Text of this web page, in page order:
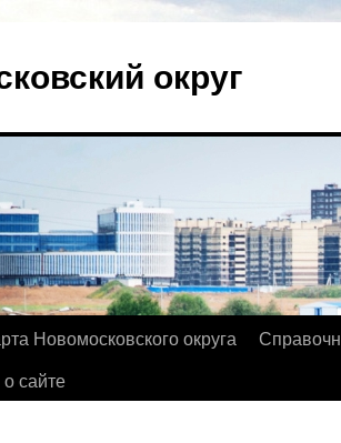
округ
Новомосковского округа
сайте